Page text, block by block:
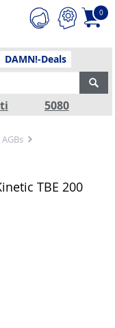
0
DAMN!-Deals
5080
TBE 200